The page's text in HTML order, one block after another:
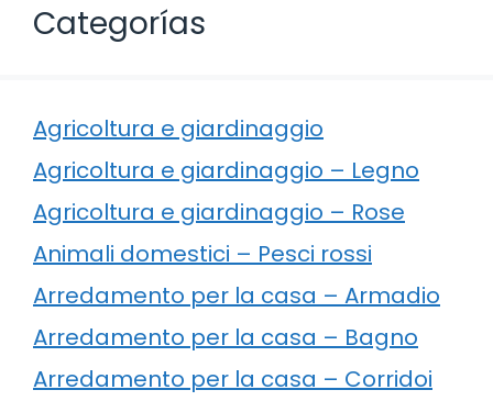
Categorías
Agricoltura e giardinaggio
Agricoltura e giardinaggio – Legno
Agricoltura e giardinaggio – Rose
Animali domestici – Pesci rossi
Arredamento per la casa – Armadio
Arredamento per la casa – Bagno
Arredamento per la casa – Corridoi